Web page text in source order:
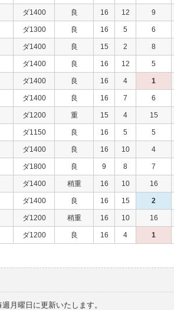
ダ1400 良 16 12 9
ダ1300 良 16 5 6
ダ1400 良 15 2 8
ダ1400 良 16 12 5
ダ1400 良 16 4 1
ダ1400 良 16 7 6
ダ1200 重 15 4 15
ダ1150 良 16 5 5
ダ1400 良 16 10 4
ダ1800 良 9 8 7
ダ1400 稍重 16 10 16
ダ1400 良 16 15 2
ダ1200 稍重 16 10 16
ダ1200 良 16 4 1
月曜日に更新いたします。